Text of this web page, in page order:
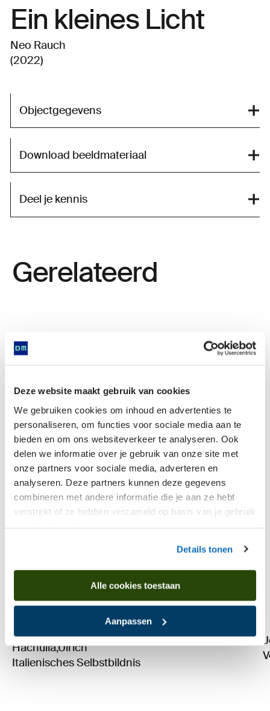
Deze website maakt gebruik van cookies
We gebruiken cookies om inhoud en advertenties te
personaliseren, om functies voor sociale media aan te
bieden en om ons websiteverkeer te analyseren. Ook
delen we informatie over je gebruik van onze site met
onze partners voor sociale media, adverteren en
analyseren. Deze partners kunnen deze gegevens
combineren met andere informatie die je aan ze hebt
verstrekt of ze hebben verzameld op basis van je gebruik
Details tonen
Alle cookies toestaan
Aanpassen
Ein kleines Licht
Neo Rauch
(2022)
Objectgegevens
Download beeldmateriaal
Deel je kennis
Gerelateerd
Hachulla,Ulrich
Italienisches Selbstbildnis